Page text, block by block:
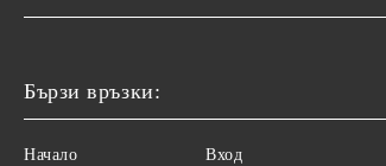
Бързи връзки:
Начало Вход